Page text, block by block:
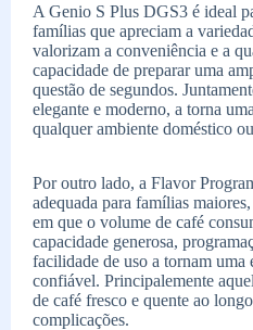
A Genio S Plus DGS3 é ideal
famílias que apreciam a
valorizam a conveniência e a
capacidade de preparar uma
questão de segundos.
elegante e moderno, a torna
qualquer ambiente doméstico
Por outro lado, a Flavor
adequada para famílias
em que o volume de café
capacidade generosa,
facilidade de uso a tornam uma
confiável. Principalemente
de café fresco e quente ao
complicações.